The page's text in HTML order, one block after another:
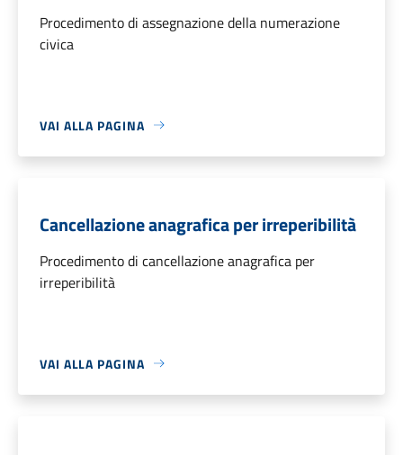
Procedimento di assegnazione della numerazione
civica
VAI ALLA PAGINA
Cancellazione anagrafica per irreperibilità
Procedimento di cancellazione anagrafica per
irreperibilità
VAI ALLA PAGINA